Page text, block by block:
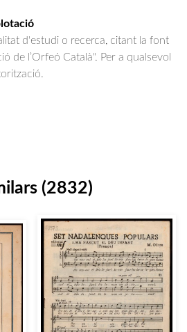
d'estudi o recerca, citant la font
de l’Orfeó Català". Per a qualsevol
(2832)